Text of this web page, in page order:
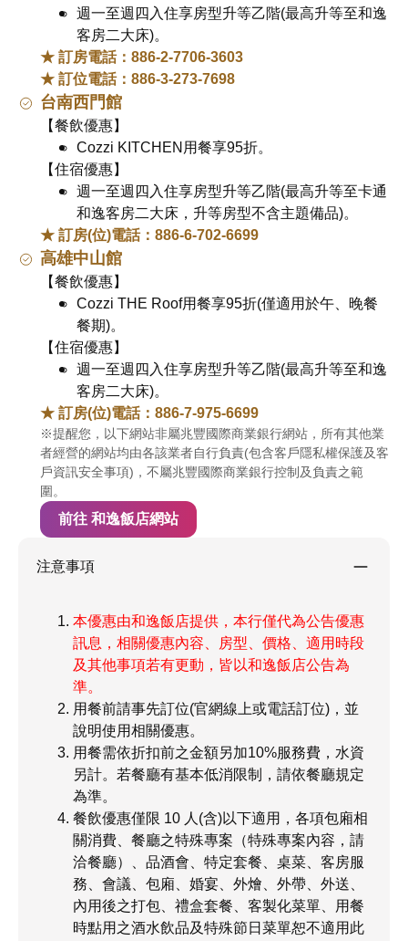
週一至週四入住享房型升等乙階(最高升等至和逸
客房二大床)。
★ 訂房電話：886-2-7706-3603
★ 訂位電話：886-3-273-7698
台南西門館
【餐飲優惠】
Cozzi KITCHEN用餐享95折。
【住宿優惠】
週一至週四入住享房型升等乙階(最高升等至卡通
和逸客房二大床，升等房型不含主題備品)。
★ 訂房(位)電話：886-6-702-6699
高雄中山館
【餐飲優惠】
Cozzi THE Roof用餐享95折(僅適用於午、晚餐
餐期)。
【住宿優惠】
週一至週四入住享房型升等乙階(最高升等至和逸
客房二大床)。
★ 訂房(位)電話：886-7-975-6699
※提醒您，以下網站非屬兆豐國際商業銀行網站，所有其他業
者經營的網站均由各該業者自行負責(包含客戶隱私權保護及客
戶資訊安全事項)，不屬兆豐國際商業銀行控制及負責之範
圍。
前往 和逸飯店網站
注意事項
本優惠由和逸飯店提供，本行僅代為公告優惠
訊息，相關優惠內容、房型、價格、適用時段
及其他事項若有更動，皆以和逸飯店公告為
準。
用餐前請事先訂位(官網線上或電話訂位)，並
說明使用相關優惠。
用餐需依折扣前之金額另加10%服務費，水資
另計。若餐廳有基本低消限制，請依餐廳規定
為準。
餐飲優惠僅限 10 人(含)以下適用，各項包廂相
關消費、餐廳之特殊專案（特殊專案內容，請
洽餐廳）、品酒會、特定套餐、桌菜、客房服
務、會議、包廂、婚宴、外燴、外帶、外送、
內用後之打包、禮盒套餐、客製化菜單、用餐
時點用之酒水飲品及特殊節日菜單恕不適用此